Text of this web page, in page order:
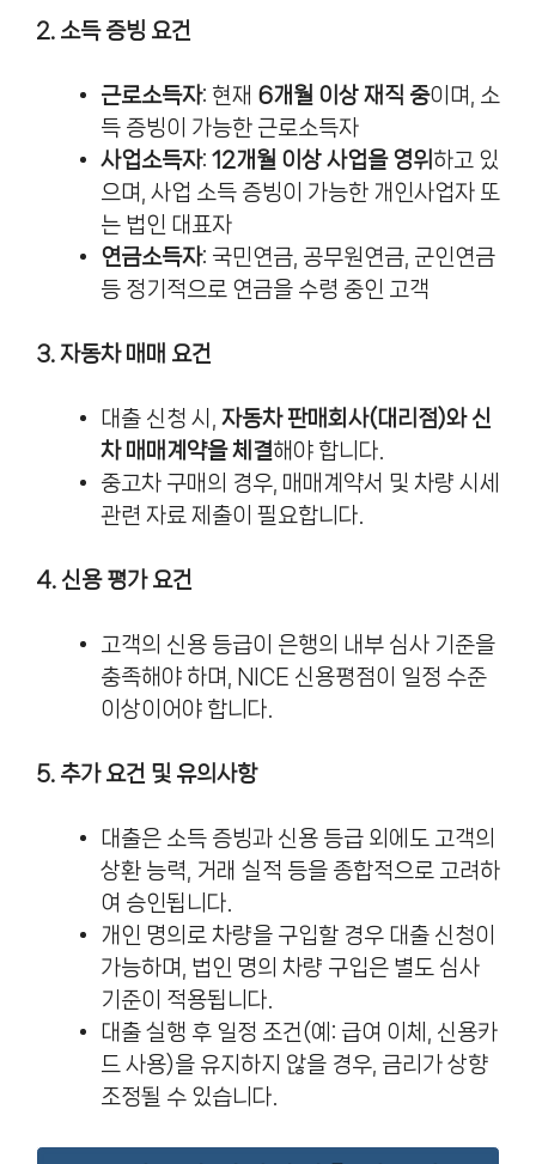
2. 소득 증빙 요건
근로소득자: 현재 6개월 이상 재직 중이며, 소
득 증빙이 가능한 근로소득자
사업소득자: 12개월 이상 사업을 영위 하고 있
으며, 사업 소득 증빙이 가능한 개인사업자 또
는 법인 대표자
연금소득자: 국민연금, 공무원연금, 군인연금
등 정기적으로 연금을 수령 중인 고객
3. 자동차 매매 요건
대출 신청 시, 자동차 판매회사(대리점)와 신
차 매매계약을 체결 해야 합니다.
중고차 구매의 경우, 매매계약서 및 차량 시세
관련 자료 제출이 필요합니다.
4. 신용 평가 요건
고객의 신용 등급이 은행의 내부 심사 기준을
충족해야 하며, NICE 신용평점이 일정 수준
이상이어야 합니다.
5. 추가 요건 및 유의사항
대출은 소득 증빙과 신용 등급 외에도 고객의
상환 능력, 거래 실적 등을 종합적으로 고려하
여 승인됩니다.
개인 명의로 차량을 구입할 경우 대출 신청이
가능하며, 법인 명의 차량 구입은 별도 심사
기준이 적용됩니다.
대출 실행 후 일정 조건(예: 급여 이체, 신용카
드 사용)을 유지하지 않을 경우, 금리가 상향
조정될 수 있습니다.